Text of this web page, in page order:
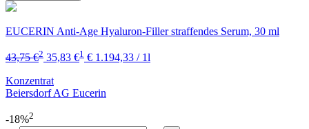
EUCERIN Anti-Age Hyaluron-Filler straffendes Serum, 30 ml
43,75 €2 35,83 €1 € 1.194,33 / 1l
Konzentrat
Beiersdorf AG Eucerin
-18%2